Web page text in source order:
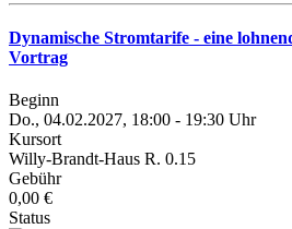
Dynamische Stromtarife - eine
Vortrag
Beginn
Do., 04.02.2027, 18:00 - 19:30 Uhr
Kursort
Willy-Brandt-Haus R. 0.15
Gebühr
0,00 €
Status